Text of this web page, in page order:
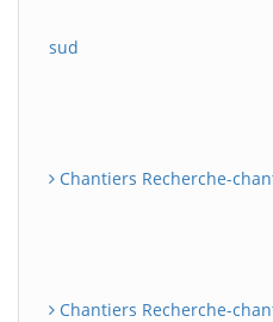
sud
Chantiers Recherche-
Chantiers Recherche-